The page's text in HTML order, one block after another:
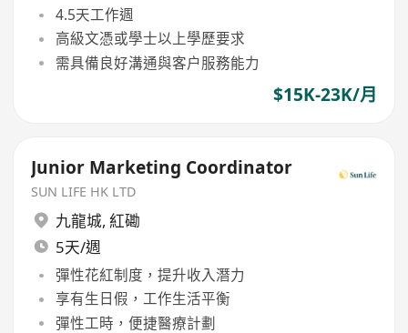
4.5天工作週
高級文憑或學士以上學歷要求
需具備良好溝通與客户服務能力
$15K-23K/月
Junior Marketing Coordinator
SUN LIFE HK LTD
九龍城, 紅磡
5天/週
彈性花紅制度，提升收入潛力
享有生日假，工作生活平衡
彈性工時，便捷醫療計劃